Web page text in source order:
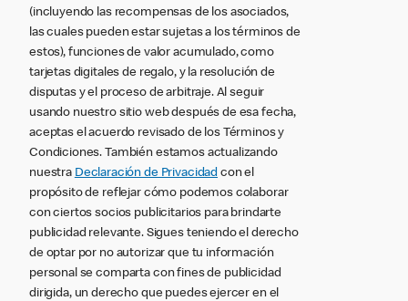
(incluyendo las recompensas de los asociados,
las cuales pueden estar sujetas a los términos de
estos), funciones de valor acumulado, como
tarjetas digitales de regalo, y la resolución de
disputas y el proceso de arbitraje. Al seguir
usando nuestro sitio web después de esa fecha,
aceptas el acuerdo revisado de los Términos y
Condiciones. También estamos actualizando
nuestra Declaración de Privacidad con el
propósito de reflejar cómo podemos colaborar
con ciertos socios publicitarios para brindarte
publicidad relevante. Sigues teniendo el derecho
de optar por no autorizar que tu información
personal se comparta con fines de publicidad
dirigida, un derecho que puedes ejercer en el